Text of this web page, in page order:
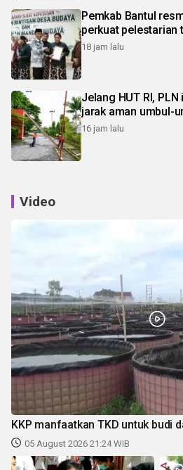
Pemkab Bantul
perkuat pelestarian
18 jam lalu
Jelang HUT RI,
jarak aman umbul-
16 jam lalu
Video
KKP manfaatkan TKD untuk budi
05 August 2026 21:24 WIB